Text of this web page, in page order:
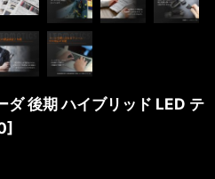
ダ 後期 ハイブリッド LED テ
]